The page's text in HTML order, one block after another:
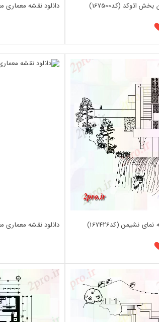
اتوکد (کد167500) دانلود نقشه معماری
نشیمن (کد167426) دانلود نقشه معماری